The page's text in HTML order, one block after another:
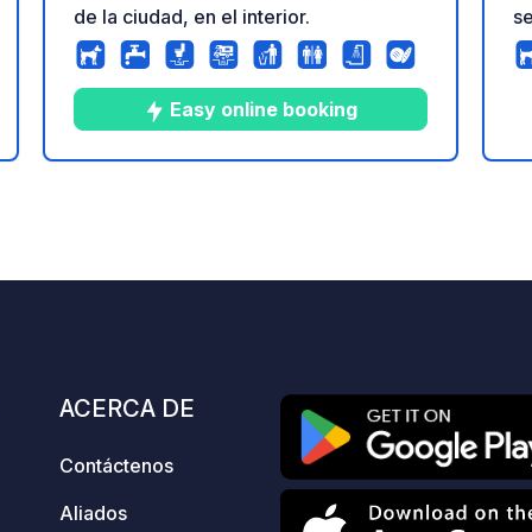
de la ciudad, en el interior.
Easy online booking
ACERCA DE
Contáctenos
Aliados